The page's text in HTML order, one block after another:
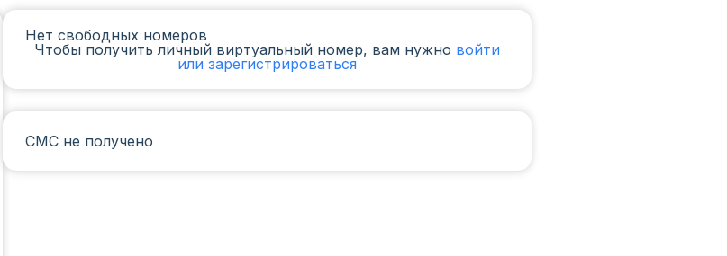
Нет свободных номеров
Чтобы получить личный виртуальный номер, вам нужно войти
или зарегистрироваться
СМС не получено